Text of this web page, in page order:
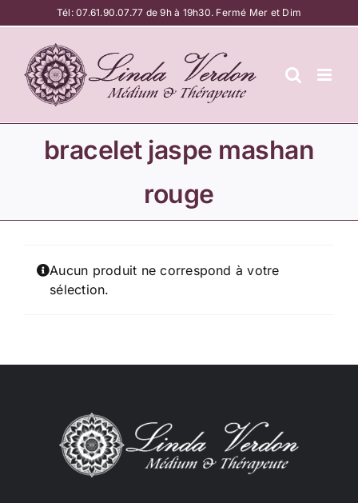
au
contenu
Tél:07.61.90.07.77 de 9h à 19h30. Fermé Mer et Dim
bracelet jaspe mashan
rouge
Aucun produit ne correspond à votre
sélection.